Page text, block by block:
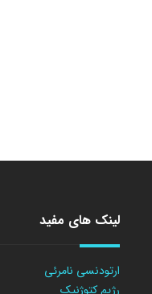
لینک های مفید
ارتودنسی نامرئی
رژیم کتوژنیک